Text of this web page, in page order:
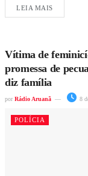
LEIA MAIS
Vítima de
promessa de
diz família
por Rádio Aruanã 8
POLÍCIA